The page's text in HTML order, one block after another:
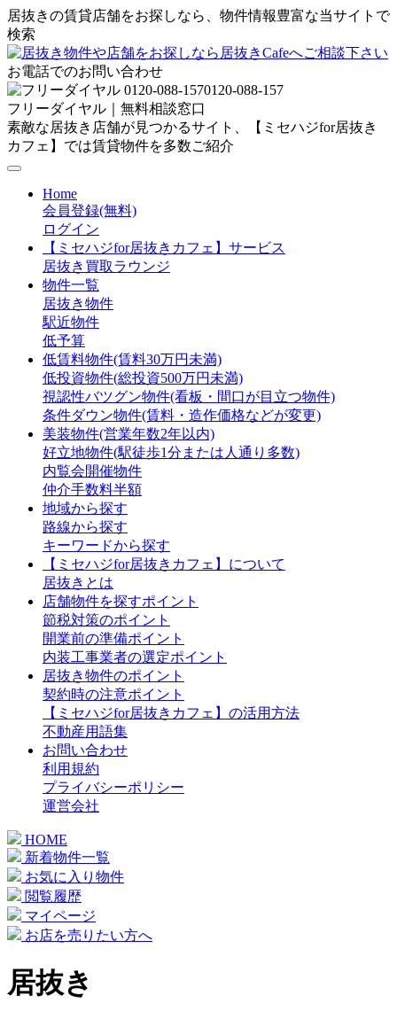
居抜きの賃貸店舗をお探しなら、物件情報豊富な当サイトで
検索
お電話でのお問い合わせ
0120-088-157
フリーダイヤル｜無料相談窓口
素敵な居抜き店舗が見つかるサイト、【ミセハジfor居抜き
カフェ】では賃貸物件を多数ご紹介
Home
会員登録(無料)
ログイン
【ミセハジfor居抜きカフェ】サービス
居抜き買取ラウンジ
物件一覧
居抜き物件
駅近物件
低予算
低賃料物件(賃料30万円未満)
低投資物件(総投資500万円未満)
視認性バツグン物件(看板・間口が目立つ物件)
条件ダウン物件(賃料・造作価格などが変更)
美装物件(営業年数2年以内)
好立地物件(駅徒歩1分または人通り多数)
内覧会開催物件
仲介手数料半額
地域から探す
路線から探す
キーワードから探す
【ミセハジfor居抜きカフェ】について
居抜きとは
店舗物件を探すポイント
節税対策のポイント
開業前の準備ポイント
内装工事業者の選定ポイント
居抜き物件のポイント
契約時の注意ポイント
【ミセハジfor居抜きカフェ】の活用方法
不動産用語集
お問い合わせ
利用規約
プライバシーポリシー
運営会社
HOME
新着物件一覧
お気に入り物件
閲覧履歴
マイページ
お店を売りたい方へ
居抜き